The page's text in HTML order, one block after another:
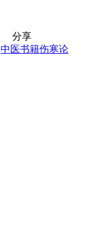
分享
中医书籍伤寒论